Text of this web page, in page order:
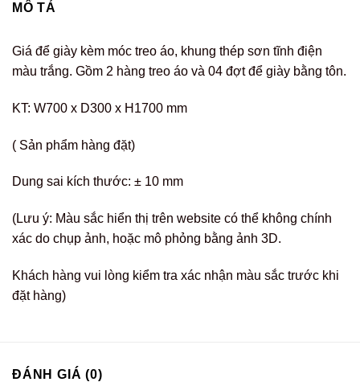
MÔ TẢ
Giá để giày kèm móc treo áo, khung thép sơn tĩnh điện
màu trắng. Gồm 2 hàng treo áo và 04 đợt để giày bằng tôn.
KT: W700 x D300 x H1700 mm
( Sản phẩm hàng đặt)
Dung sai kích thước: ± 10 mm
(Lưu ý: Màu sắc hiển thị trên website có thể không chính
xác do chụp ảnh, hoặc mô phỏng bằng ảnh 3D.
Khách hàng vui lòng kiểm tra xác nhận màu sắc trước khi
đặt hàng)
ĐÁNH GIÁ (0)